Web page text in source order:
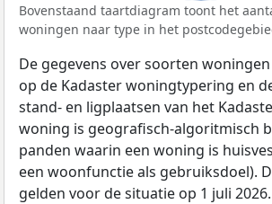
Bovenstaand taartdiagram toont het
woningen naar type in het
De gegevens over soorten
op de Kadaster woningtypering en
stand- en ligplaatsen van het
woning is geografisch-algoritmisch
panden waarin een woning is
een woonfunctie als gebruiksdoel).
gelden voor de situatie op 1 juli 2026.